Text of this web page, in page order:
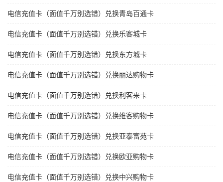
电信充值卡（面值千万别选错）兑换青岛百通卡
电信充值卡（面值千万别选错）兑换乐客城卡
电信充值卡（面值千万别选错）兑换东方城卡
电信充值卡（面值千万别选错）兑换丽达购物卡
电信充值卡（面值千万别选错）兑换利客来卡
电信充值卡（面值千万别选错）兑换维客购物卡
电信充值卡（面值千万别选错）兑换亚泰富苑卡
电信充值卡（面值千万别选错）兑换欧亚购物卡
电信充值卡（面值千万别选错）兑换中兴购物卡